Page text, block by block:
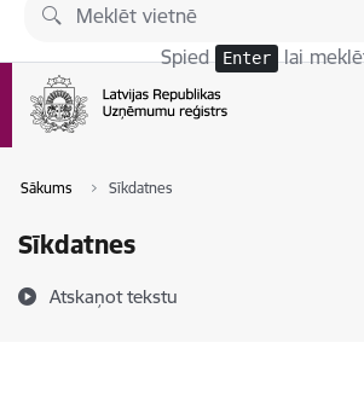
Pāriet uz lapas saturu
Spied Enter lai
Sākums Sīkdatnes
Sīkdatnes
Atskaņot tekstu